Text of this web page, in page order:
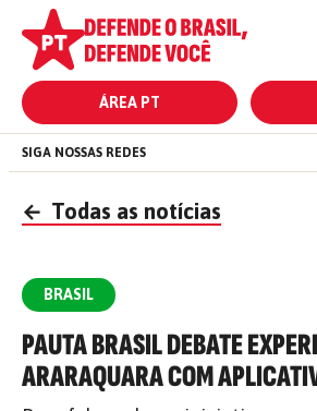
ÁREA PT
SIGA NOSSAS REDES
← Todas as notícias
BRASIL
PAUTA BRASIL DEBATE
ARARAQUARA COM